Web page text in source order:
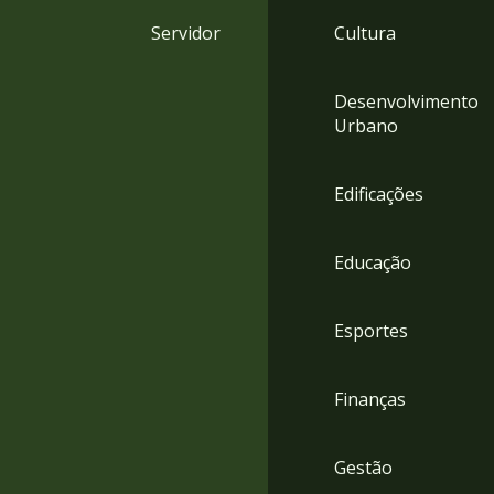
Servidor Cultura
Desenvolvimento
Urbano
Edificações
Educação
Esportes
Finanças
Gestão